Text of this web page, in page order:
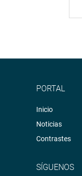
PORTAL
Inicio
Noticias
Contrastes
SÍGUENOS